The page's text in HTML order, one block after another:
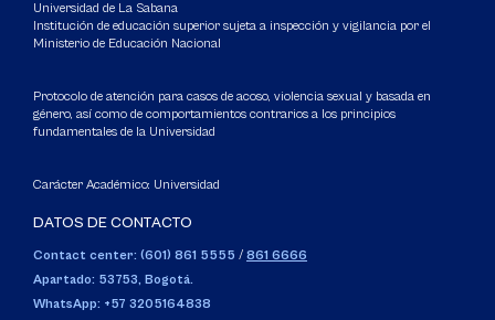
Universidad de La Sabana
Institución de educación superior sujeta a inspección y vigilancia por el
Ministerio de Educación Nacional
Protocolo de atención para casos de acoso, violencia sexual y basada en
género, así como de comportamientos contrarios a los principios
fundamentales de la Universidad
Carácter Académico: Universidad
DATOS DE CONTACTO
Contact center: (601) 861 5555 / 861 6666
Apartado: 53753, Bogotá.
WhatsApp: +57 3205164838